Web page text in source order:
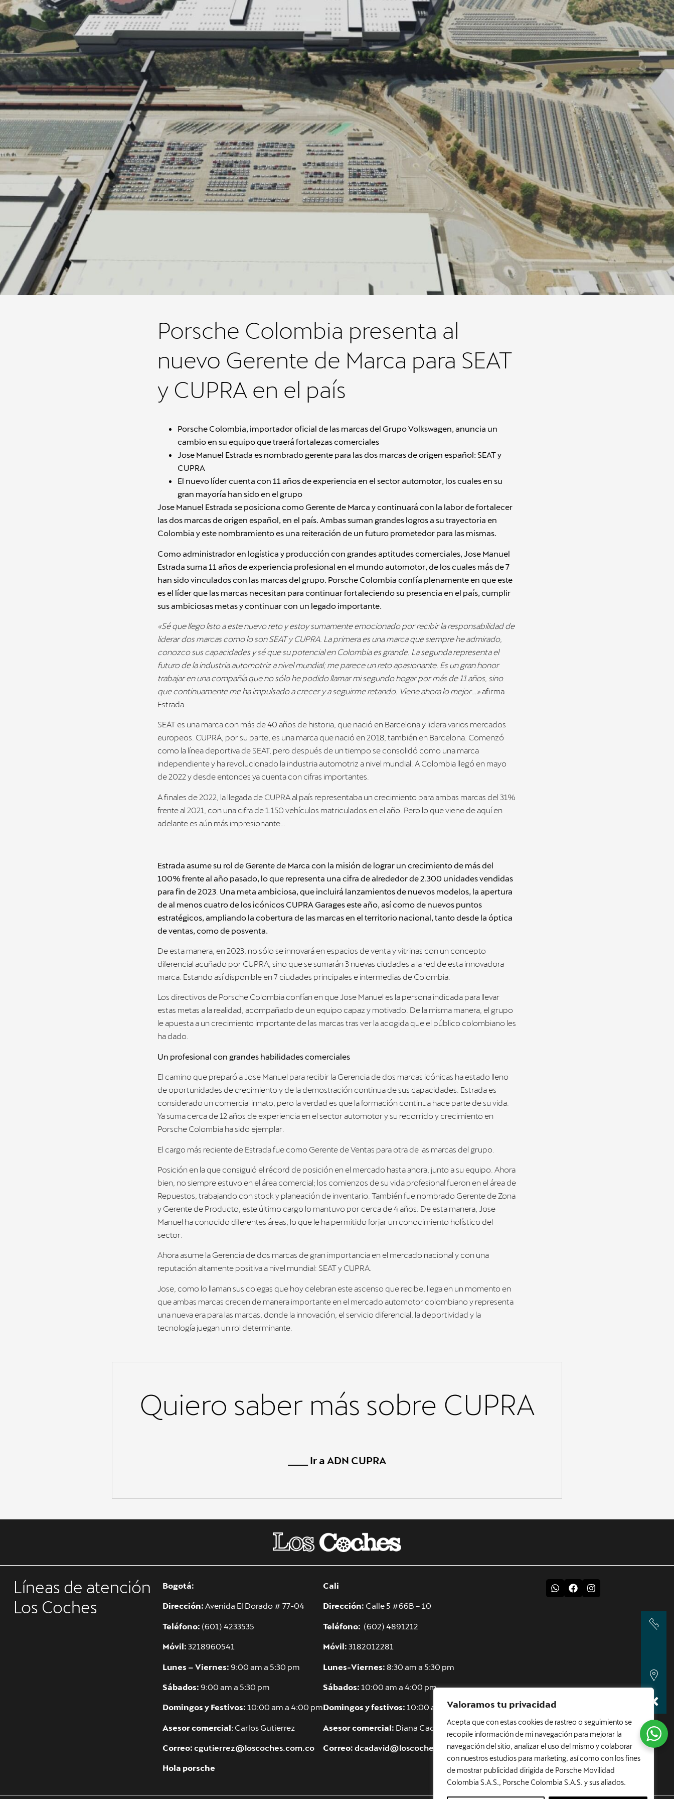
Valoramos tu privacidad
Acepta que con estas cookies de rastreo o seguimiento se
recopile información de mi navegación para mejorar la
navegación del sitio, analizar el uso del mismo y colaborar
con nuestros estudios para marketing, así como con los fines
de mostrar publicidad dirigida de Porsche Movilidad
Colombia S.A.S., Porsche Colombia S.A.S. y sus aliados.
LOS COCHES
Porsche Colombia presenta al
nuevo Gerente de Marca para SEAT
y CUPRA en el país
Porsche Colombia, importador oficial de las marcas del Grupo Volkswagen, anuncia un
cambio en su equipo que traerá fortalezas comerciales
Jose Manuel Estrada es nombrado gerente para las dos marcas de origen español: SEAT y
CUPRA
El nuevo líder cuenta con 11 años de experiencia en el sector automotor, los cuales en su
gran mayoría han sido en el grupo
Jose Manuel Estrada se posiciona como Gerente de Marca y continuará con la labor de fortalecer
las dos marcas de origen español, en el país. Ambas suman grandes logros a su trayectoria en
Colombia y este nombramiento es una reiteración de un futuro prometedor para las mismas.
Como administrador en logística y producción con grandes aptitudes comerciales, Jose Manuel
Estrada suma 11 años de experiencia profesional en el mundo automotor, de los cuales más de 7
han sido vinculados con las marcas del grupo. Porsche Colombia confía plenamente en que este
es el líder que las marcas necesitan para continuar fortaleciendo su presencia en el país, cumplir
sus ambiciosas metas y continuar con un legado importante.
«Sé que llego listo a este nuevo reto y estoy sumamente emocionado por recibir la responsabilidad de
liderar dos marcas como lo son SEAT y CUPRA. La primera es una marca que siempre he admirado,
conozco sus capacidades y sé que su potencial en Colombia es grande. La segunda representa el
futuro de la industria automotriz a nivel mundial; me parece un reto apasionante. Es un gran honor
trabajar en una compañía que no sólo he podido llamar mi segundo hogar por más de 11 años, sino
que continuamente me ha impulsado a crecer y a seguirme retando. Viene ahora lo mejor… »afirma
Estrada.
SEAT es una marca con más de 40 años de historia, que nació en Barcelona y lidera varios mercados
europeos. CUPRA, por su parte, es una marca que nació en 2018, también en Barcelona. Comenzó
como la línea deportiva de SEAT, pero después de un tiempo se consolidó como una marca
independiente y ha revolucionado la industria automotriz a nivel mundial. A Colombia llegó en mayo
de 2022 y desde entonces ya cuenta con cifras importantes.
A finales de 2022, la llegada de CUPRA al país representaba un crecimiento para ambas marcas del 31%
frente al 2021, con una cifra de 1.150 vehículos matriculados en el año. Pero lo que viene de aquí en
adelante es aún más impresionante…
Estrada asume su rol de Gerente de Marca con la misión de lograr un crecimiento de más del
100% frente al año pasado, lo que representa una cifra de alrededor de 2.300 unidades vendidas
para fin de 2023 Una meta ambiciosa, que incluirá lanzamientos de nuevos modelos, la apertura
de al menos cuatro de los icónicos CUPRA Garages este año, así como de nuevos puntos
estratégicos, ampliando la cobertura de las marcas en el territorio nacional, tanto desde la óptica
de ventas, como de posventa.
De esta manera, en 2023, no sólo se innovará en espacios de venta y vitrinas con un concepto
diferencial acuñado por CUPRA, sino que se sumarán 3 nuevas ciudades a la red de esta innovadora
marca. Estando así disponible en 7 ciudades principales e intermedias de Colombia.
Los directivos de Porsche Colombia confían en que Jose Manuel es la persona indicada para llevar
estas metas a la realidad, acompañado de un equipo capaz y motivado. De la misma manera, el grupo
le apuesta a un crecimiento importante de las marcas tras ver la acogida que el público colombiano les
ha dado.
Un profesional con grandes habilidades comerciales
El camino que preparó a Jose Manuel para recibir la Gerencia de dos marcas icónicas ha estado lleno
de oportunidades de crecimiento y de la demostración continua de sus capacidades. Estrada es
considerado un comercial innato, pero la verdad es que la formación continua hace parte de su vida.
Ya suma cerca de 12 años de experiencia en el sector automotor y su recorrido y crecimiento en
Porsche Colombia ha sido ejemplar.
El cargo más reciente de Estrada fue como Gerente de Ventas para otra de las marcas del grupo.
Posición en la que consiguió el récord de posición en el mercado hasta ahora, junto a su equipo. Ahora
bien, no siempre estuvo en el área comercial; los comienzos de su vida profesional fueron en el área de
Repuestos, trabajando con stock y planeación de inventario. También fue nombrado Gerente de Zona
y Gerente de Producto, este último cargo lo mantuvo por cerca de 4 años. De esta manera, Jose
Manuel ha conocido diferentes áreas, lo que le ha permitido forjar un conocimiento holístico del
sector.
Ahora asume la Gerencia de dos marcas de gran importancia en el mercado nacional y con una
reputación altamente positiva a nivel mundial: SEAT y CUPRA.
Jose, como lo llaman sus colegas que hoy celebran este ascenso que recibe, llega en un momento en
que ambas marcas crecen de manera importante en el mercado automotor colombiano y representa
una nueva era para las marcas, donde la innovación, el servicio diferencial, la deportividad y la
tecnología juegan un rol determinante.
Quiero saber más sobre CUPRA
____ Ir a ADN CUPRA
Líneas de atención
Los Coches
Bogotá:
Dirección: Avenida El Dorado # 77-04
Teléfono: (601) 4233535
Móvil: 3218960541
Lunes – Viernes: 9:00 am a 5:30 pm
Sábados: 9:00 am a 5:30 pm
Domingos y Festivos: 10:00 am a 4:00 pm
Asesor comercial: Carlos Gutierrez
Correo: cgutierrez@loscoches.com.co
Hola porsche
Cali
Dirección: Calle 5 #66B – 10
Teléfono: (602) 4891212
Móvil: 3182012281
Lunes-Viernes: 8:30 am a 5:30 pm
Sábados: 10:00 am a 4:00 pm
Domingos y festivos: 10:00 am a 4:00 pm
Asesor comercial: Diana Cadavid
Correo: dcadavid@loscoches.com.co